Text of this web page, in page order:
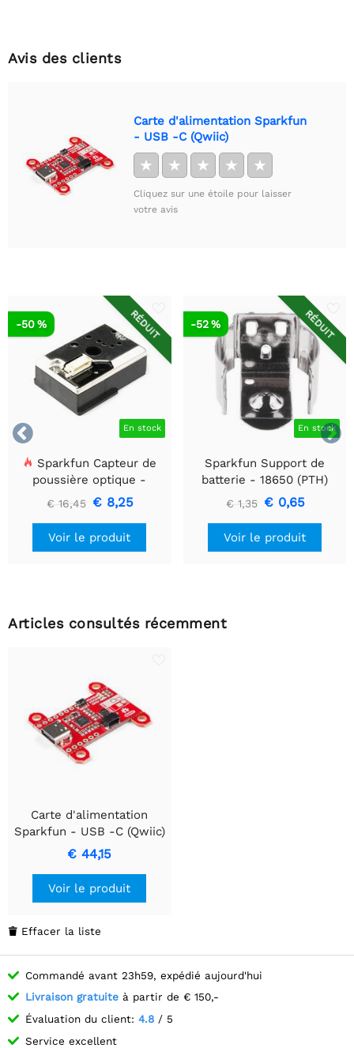
Avis des clients
Carte d'alimentation Sparkfun
- USB -C (Qwiic)
★ ★ ★ ★ ★
Cliquez sur une étoile pour laisser
votre avis


RÉDUIT
En stock
-50 %
Sparkfun Capteur de
poussière optique -
GP2Y1010AU0F
€ 16,45 € 8,25
Voir le produit
RÉDUIT
En stock
-52 %
Sparkfun Support de
batterie - 18650 (PTH)
€ 1,35 € 0,65
Voir le produit
Articles consultés récemment
Carte d'alimentation
Sparkfun - USB -C (Qwiic)
€ 44,15
Voir le produit
 Effacer la liste
Commandé avant 23h59, expédié aujourd'hui
Livraison gratuite à partir de € 150,-
Évaluation du client: 4.8 / 5
Service excellent